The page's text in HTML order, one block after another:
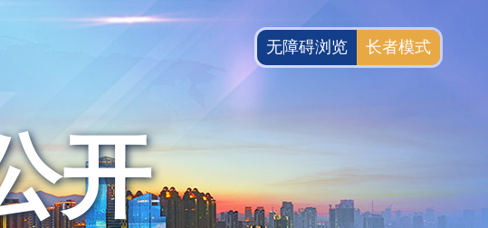
开
无障碍浏览 长者模式